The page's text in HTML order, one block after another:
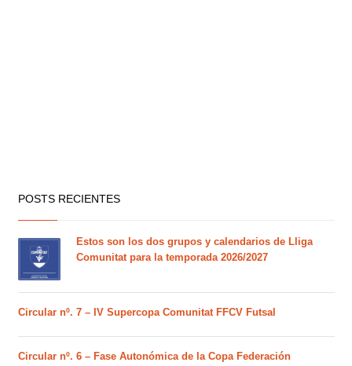
POSTS RECIENTES
Estos son los dos grupos y calendarios de Lliga
Comunitat para la temporada 2026/2027
Circular nº. 7 – IV Supercopa Comunitat FFCV Futsal
Circular nº. 6 – Fase Autonómica de la Copa Federación